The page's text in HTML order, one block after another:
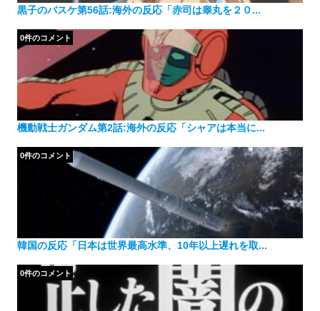
黒子のバスケ第56話:海外の反応「赤司は睾丸を２０...
機動戦士ガンダム第2話:海外の反応「シャアは本当に...
0件のコメント
韓国の反応「日本は世界最高水準、10年以上遅れを取...
0件のコメント
0件のコメント